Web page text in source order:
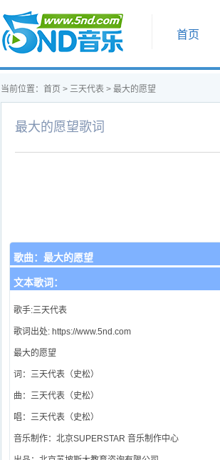
首页
首页
当前位置： 首页 > 三天代表 > 最大的愿望
最大的愿望歌词
歌曲： 最大的愿望
文本歌词：
歌手:三天代表
歌词出处: https://www.5nd.com
最大的愿望
词：三天代表（史松）
曲：三天代表（史松）
唱：三天代表（史松）
音乐制作：北京SUPERSTAR 音乐制作中心